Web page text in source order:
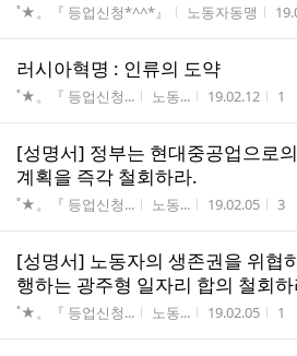
게시판명
˚★。『 등업신청*^^*』 작성자
노동자동맹 작
러시아혁명 : 인류의 도약
게시판명
˚★。『 등업신청... 작성자
노동... 작성시간
19.02.12 조
1
[성명서] 정부는 현대중공업으로
계획을 즉각 철회하라.
게시판명
˚★。『 등업신청... 작성자
노동... 작성시간
19.02.05 조
3
[성명서] 노동자의 생존권을 위협
행하는 광주형 일자리 합의 철회
게시판명
˚★。『 등업신청... 작성자
노동... 작성시간
19.02.05 조
1